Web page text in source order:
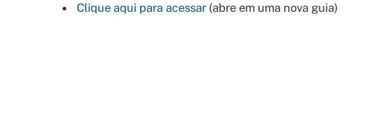
Clique aqui para acessar (abre em uma nova guia)